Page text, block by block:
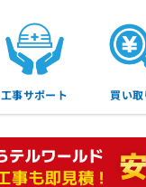
工事サポート 買い取